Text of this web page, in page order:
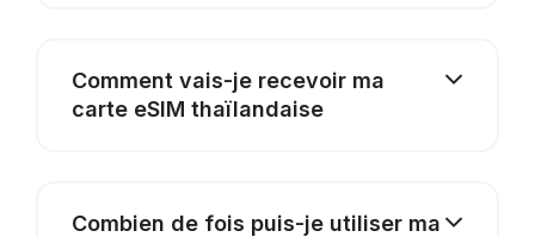
Comment vais-je recevoir ma
carte eSIM thaïlandaise
Combien de fois puis-je utiliser ma